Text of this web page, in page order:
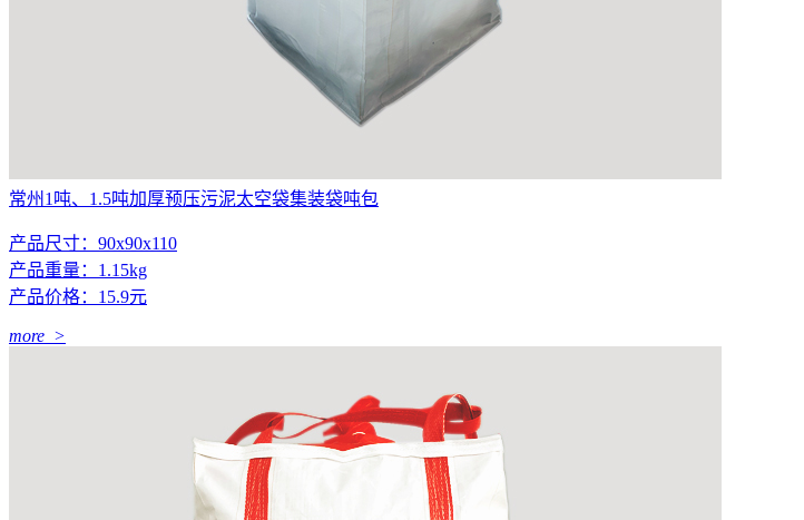
常州1吨、1.5吨加厚预压污泥太空袋集装袋吨包
产品尺寸：90x90x110
产品重量：1.15kg
产品价格：15.9元
more >